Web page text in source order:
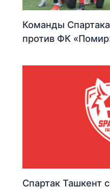
Команды
против ФК
Спартак Ташкент